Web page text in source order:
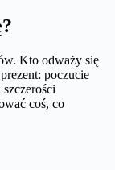
Kto odważy się
poczucie
coś, co